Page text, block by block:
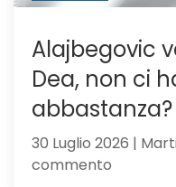
Alajbegovic
Dea, non ci
abbastanza?
30 Luglio 2026 |
commento